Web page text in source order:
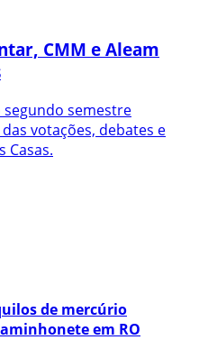
CMM e Aleam
segundo semestre
votações, debates e
Casas.
de mercúrio
em RO